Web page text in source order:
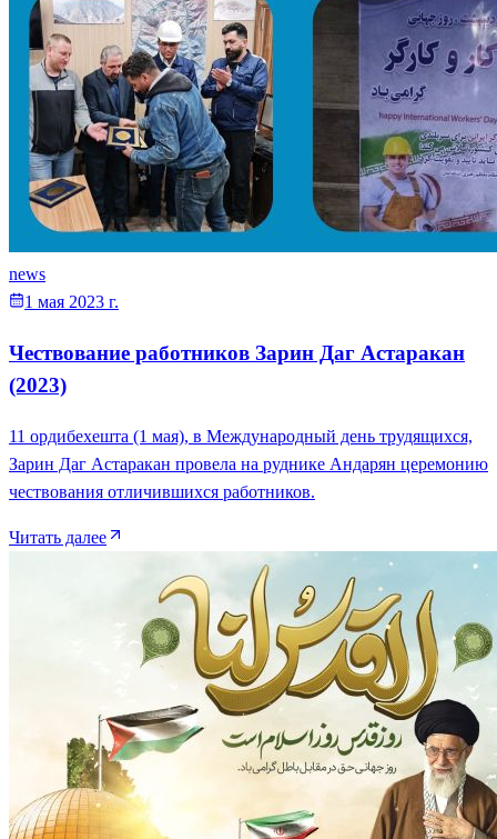
news
1 мая 2023 г.
Чествование работников Зарин Даг Астаракан
(2023)
11 ордибехешта (1 мая), в Международный день трудящихся,
Зарин Даг Астаракан провела на руднике Андарян церемонию
чествования отличившихся работников.
Читать далее